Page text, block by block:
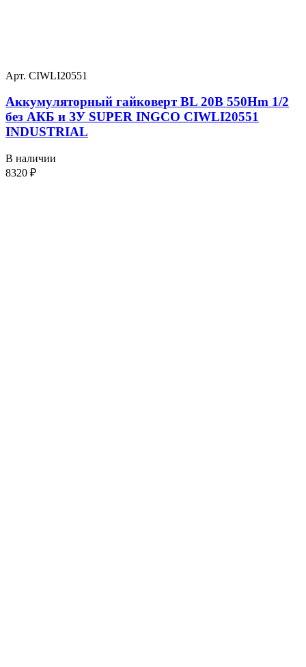
Арт. CIWLI20551
Аккумуляторный гайковерт BL 20В 550Hm 1/2
без АКБ и ЗУ SUPER INGCO CIWLI20551
INDUSTRIAL
В наличии
8320 ₽